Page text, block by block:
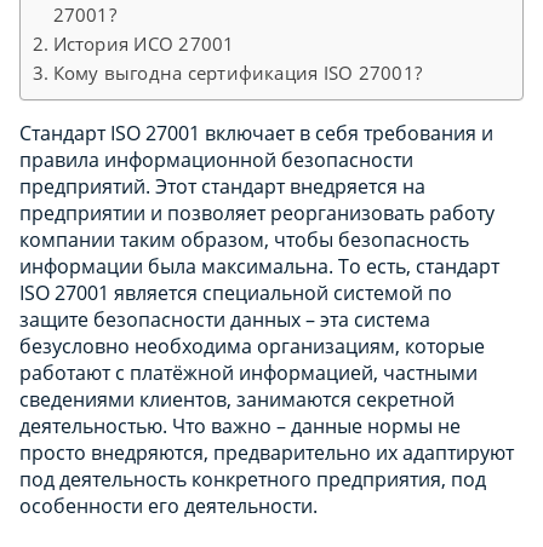
27001?
История ИСО 27001
Кому выгодна сертификация ISO 27001?
Стандарт ISO 27001 включает в себя требования и
правила информационной безопасности
предприятий. Этот стандарт внедряется на
предприятии и позволяет реорганизовать работу
компании таким образом, чтобы безопасность
информации была максимальна. То есть, стандарт
ISO 27001 является специальной системой по
защите безопасности данных – эта система
безусловно необходима организациям, которые
работают с платёжной информацией, частными
сведениями клиентов, занимаются секретной
деятельностью. Что важно – данные нормы не
просто внедряются, предварительно их адаптируют
под деятельность конкретного предприятия, под
особенности его деятельности.